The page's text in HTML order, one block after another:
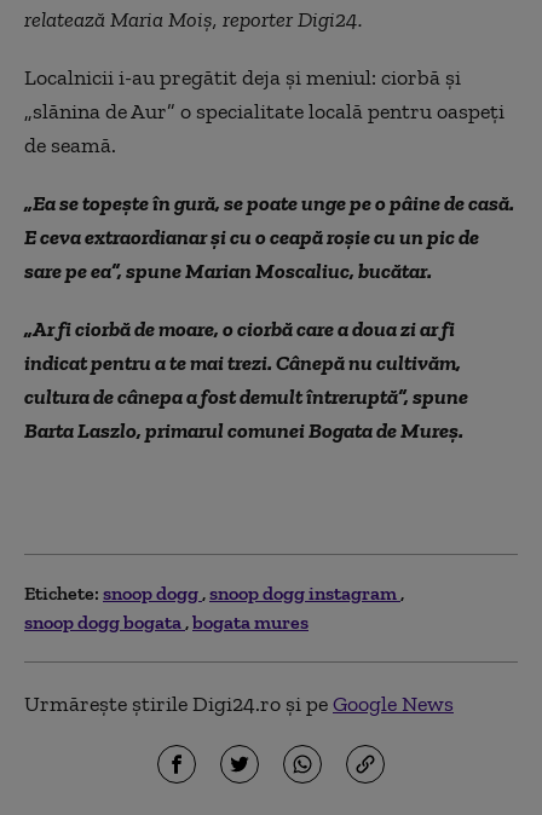
relatează Maria Moiş, reporter Digi24.
Localnicii i-au pregătit deja şi meniul: ciorbă şi
„slănina de Aur” o specialitate locală pentru oaspeţi
de seamă.
„Ea se topește în gură, se poate unge pe o pâine de casă.
E ceva extraordianar și cu o ceapă roșie cu un pic de
sare pe ea”, spune Marian Moscaliuc, bucătar.
„Ar fi ciorbă de moare, o ciorbă care a doua zi ar fi
indicat pentru a te mai trezi. Cânepă nu cultivăm,
cultura de cânepa a fost demult întreruptă”, spune
Barta Laszlo, primarul comunei Bogata de Mureş.
Etichete: snoop dogg snoop dogg instagram
snoop dogg bogata bogata mures
Urmărește știrile Digi24.ro și peGoogle News